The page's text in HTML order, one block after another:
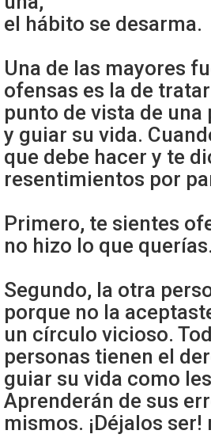
el hábito se desarma.
Una de las mayores
ofensas es la de
punto de vista de una
y guiar su vida.
que debe hacer y te
resentimientos por
Primero, te sientes
no hizo lo que querías.
Segundo, la otra
porque no la
un círculo vicioso.
personas tienen el
guiar su vida como
Aprenderán de sus
mismos. ¡Déjalos ser!